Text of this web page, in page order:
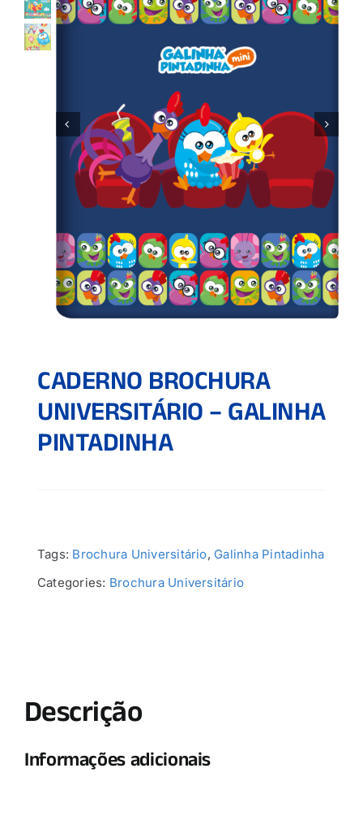
CADERNO BROCHURA
UNIVERSITÁRIO – GALINHA
PINTADINHA
Tags: Brochura Universitário, Galinha Pintadinha
Categories: Brochura Universitário
Descrição
Informações adicionais